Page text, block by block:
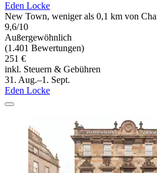
Eden Locke
New Town, weniger als 0,1 km von
9,6/10
Außergewöhnlich
(1.401 Bewertungen)
251 €
inkl. Steuern & Gebühren
31. Aug.–1. Sept.
Eden Locke